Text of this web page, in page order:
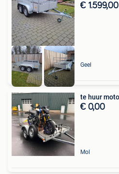
€ 1.599,00
Geel
€ 0,00
Mol